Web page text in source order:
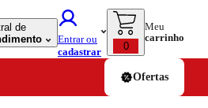
de
Entrar ou
cadastrar
0
Meu
carrinho
Ofertas